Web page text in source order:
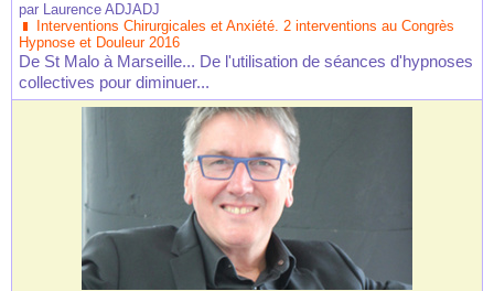
par Laurence ADJADJ
Interventions Chirurgicales et Anxiété. 2 interventions au Congrès
Hypnose et Douleur 2016
De St Malo à Marseille... De l'utilisation de séances d'hypnoses
collectives pour diminuer...